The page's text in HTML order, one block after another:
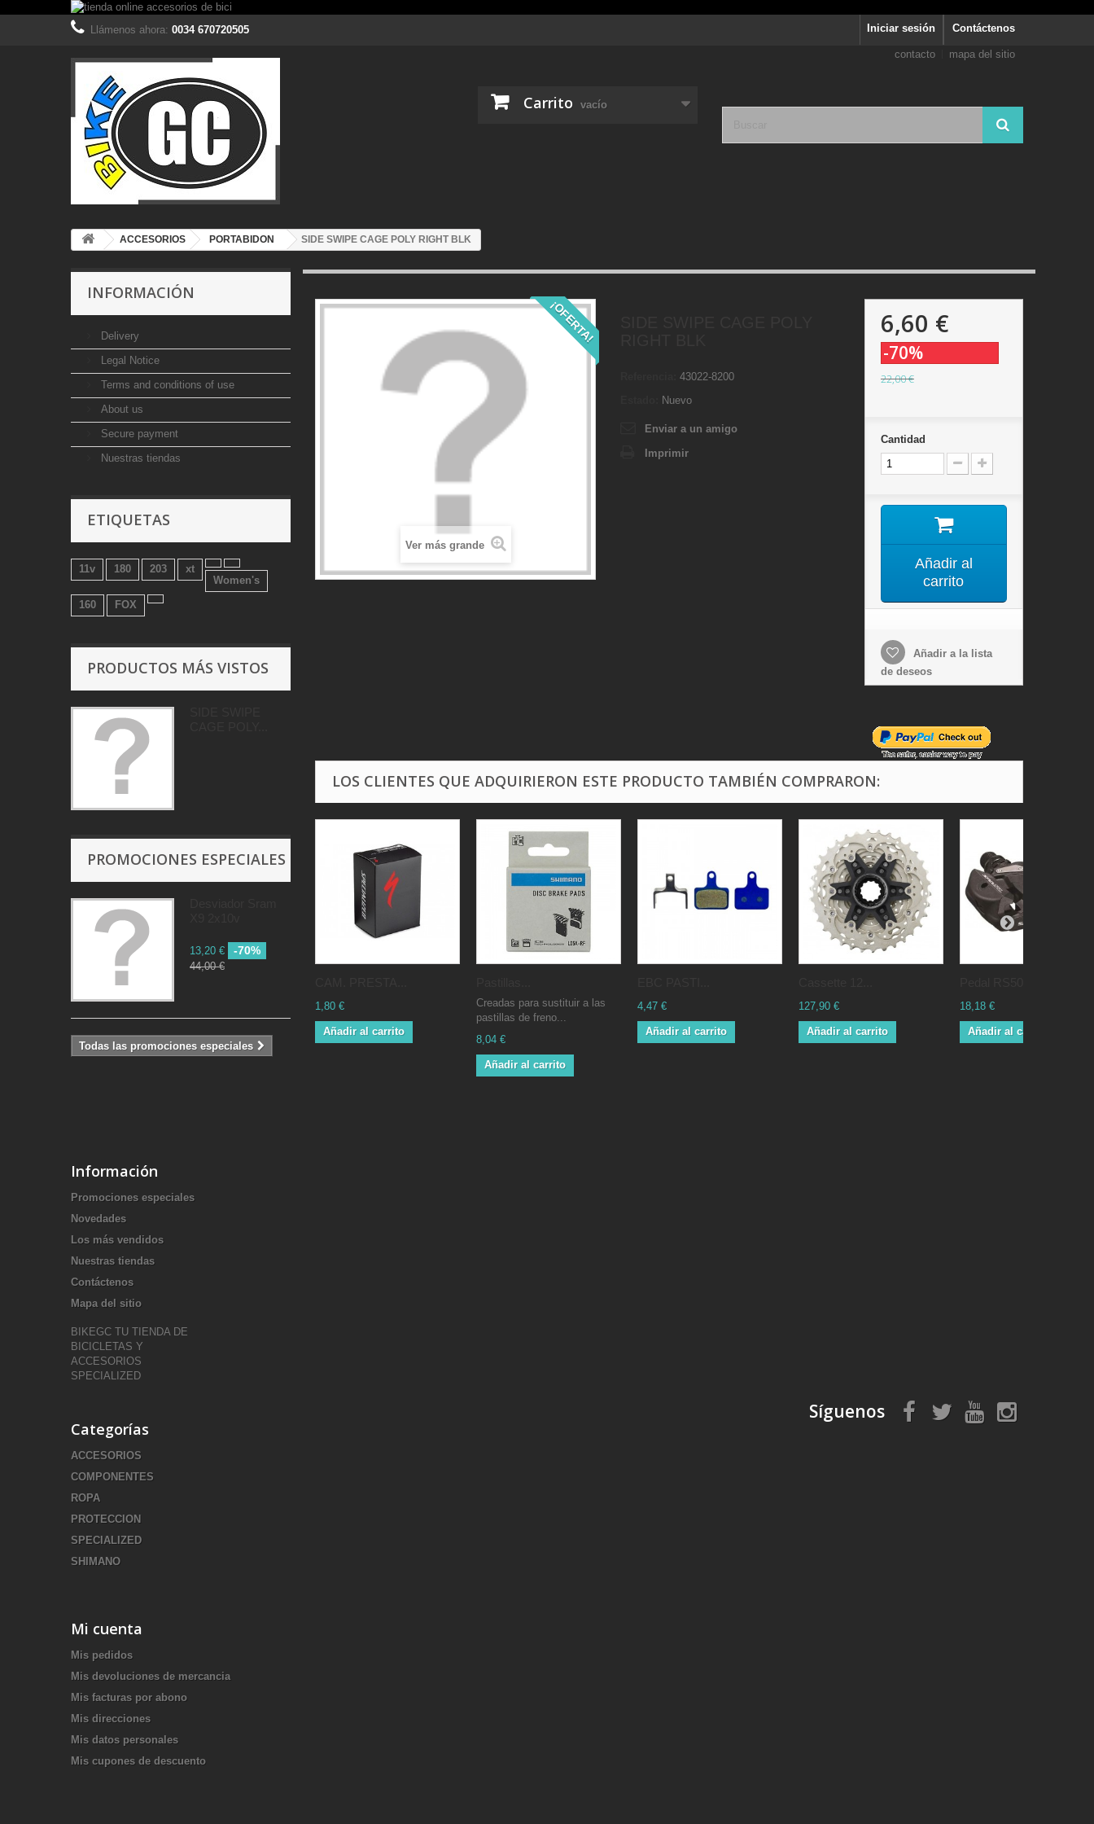
Contáctenos
Llámenos ahora: 0034 670720505 Iniciar sesión
Carrito vacío
contacto mapa del sitio
ACCESORIOS PORTABIDON SIDE SWIPE CAGE POLY RIGHT BLK
INFORMACIÓN
Delivery
Legal Notice
Terms and conditions of use
About us
Secure payment
Nuestras tiendas
ETIQUETAS
11v 180 203
xt
Women's
160
FOX
PRODUCTOS MÁS VISTOS
PROMOCIONES ESPECIALES
13,20 € -70%
44,00 €
Todas las promociones especiales
¡OFERTA!
Ver más grande
43022-8200
Nuevo
Enviar a un amigo
Imprimir
6,60 €
-70%
22,00 €
Cantidad
Añadir al
carrito
Añadir a la lista
de deseos
LOS CLIENTES QUE ADQUIRIERON ESTE PRODUCTO TAMBIÉN COMPRARON:
1,80 €
Añadir al carrito
Creadas para sustituir a las
pastillas de freno...
8,04 €
Añadir al carrito
4,47 €
Añadir al carrito
127,90 €
Añadir al carrito
18,18 €
Añadir al carrito
Información
Promociones especiales
Novedades
Los más vendidos
Nuestras tiendas
Contáctenos
Mapa del sitio
BIKEGC TU TIENDA DE
BICICLETAS Y
ACCESORIOS
SPECIALIZED
Categorías
ACCESORIOS
COMPONENTES
ROPA
PROTECCION
SPECIALIZED
SHIMANO
Síguenos
Mi cuenta
Mis pedidos
Mis devoluciones de mercancia
Mis facturas por abono
Mis direcciones
Mis datos personales
Mis cupones de descuento